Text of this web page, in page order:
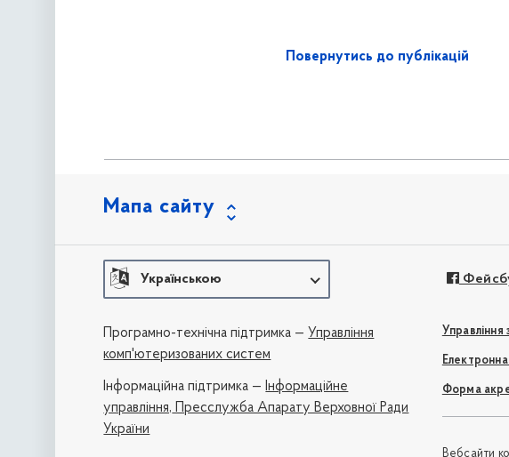
Повернутись до публікацій
Мапа сайту
Українською
Форма
Вебсайти
Програмно-технічна підтримка — Управління
комп'ютеризованих систем
Iнформаційна підтримка — Інформаційне
управління, Пресслужба Апарату Верховної Ради
України